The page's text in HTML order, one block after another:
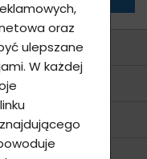
oraz
ulepszane
W każdej